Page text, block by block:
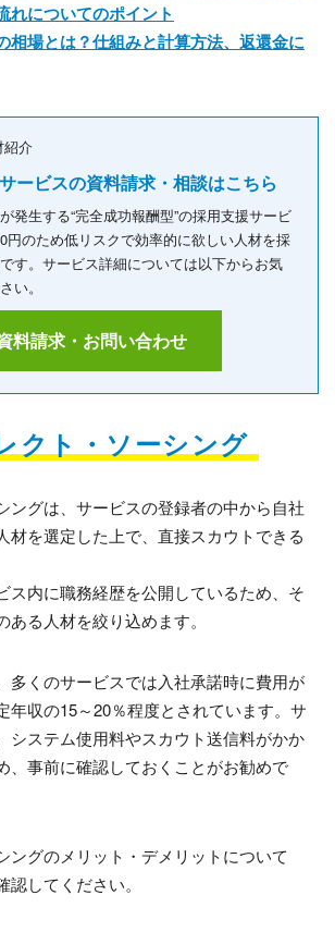
れについてのポイント
相場とは？仕組みと計算方法、返還金に
ービスの資料請求・相談はこちら
発生する“完全成功報酬型”の採用支援サービ
円のため低リスクで効率的に欲しい人材を採
す。サービス詳細については以下からお気
い。
料請求・お問い合わせ
クト・ソーシング
ングは、サービスの登録者の中から自社
材を選定した上で、直接スカウトできる
ス内に職務経歴を公開しているため、そ
る人材を絞り込めます。
多くのサービスでは入社承諾時に費用が
年収の15～20％程度とされています。サ
システム使用料やスカウト送信料がかか
、事前に確認しておくことがお勧めで
ングのメリット・デメリットについて
してください。